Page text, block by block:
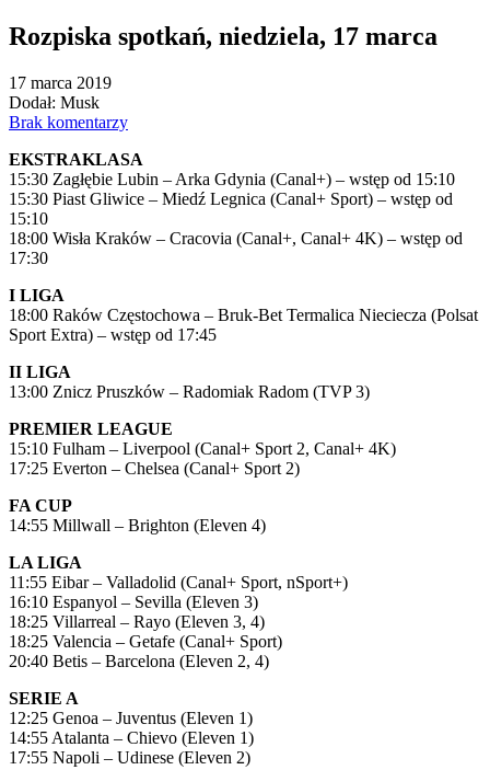
Rozpiska spotkań, niedziela, 17 marca
17 marca 2019
Dodał: Musk
Brak komentarzy
EKSTRAKLASA
15:30 Zagłębie Lubin – Arka Gdynia (Canal+) – wstęp od 15:10
15:30 Piast Gliwice – Miedź Legnica (Canal+ Sport) – wstęp od
15:10
18:00 Wisła Kraków – Cracovia (Canal+, Canal+ 4K) – wstęp od
17:30
I LIGA
18:00 Raków Częstochowa – Bruk-Bet Termalica Nieciecza (Polsat
Sport Extra) – wstęp od 17:45
II LIGA
13:00 Znicz Pruszków – Radomiak Radom (TVP 3)
PREMIER LEAGUE
15:10 Fulham – Liverpool (Canal+ Sport 2, Canal+ 4K)
17:25 Everton – Chelsea (Canal+ Sport 2)
FA CUP
14:55 Millwall – Brighton (Eleven 4)
LA LIGA
11:55 Eibar – Valladolid (Canal+ Sport, nSport+)
16:10 Espanyol – Sevilla (Eleven 3)
18:25 Villarreal – Rayo (Eleven 3, 4)
18:25 Valencia – Getafe (Canal+ Sport)
20:40 Betis – Barcelona (Eleven 2, 4)
SERIE A
12:25 Genoa – Juventus (Eleven 1)
14:55 Atalanta – Chievo (Eleven 1)
17:55 Napoli – Udinese (Eleven 2)